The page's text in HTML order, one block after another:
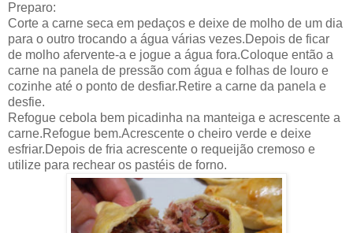
Preparo:
Corte a carne seca em pedaços e deixe de molho de um dia
para o outro trocando a água várias vezes.Depois de ficar
de molho afervente-a e jogue a água fora.Coloque então a
carne na panela de pressão com água e folhas de louro e
cozinhe até o ponto de desfiar.Retire a carne da panela e
desfie.
Refogue cebola bem picadinha na manteiga e acrescente a
carne.Refogue bem.Acrescente o cheiro verde e deixe
esfriar.Depois de fria acrescente o requeijão cremoso e
utilize para rechear os pastéis de forno.